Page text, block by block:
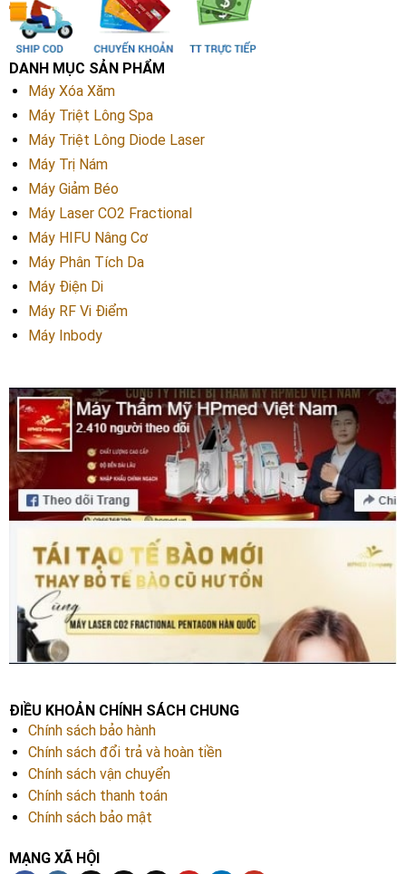
DANH MỤC SẢN PHẨM
Máy Xóa Xăm
Máy Triệt Lông Spa
Máy Triệt Lông Diode Laser
Máy Trị Nám
Máy Giảm Béo
Máy Laser CO2 Fractional
Máy HIFU Nâng Cơ
Máy Phân Tích Da
Máy Điện Di
Máy RF Vi Điểm
Máy Inbody
ĐIỀU KHOẢN CHÍNH SÁCH CHUNG
Chính sách bảo hành
Chính sách đổi trả và hoàn tiền
Chính sách vận chuyển
Chính sách thanh toán
Chính sách bảo mật
MẠNG XÃ HỘI